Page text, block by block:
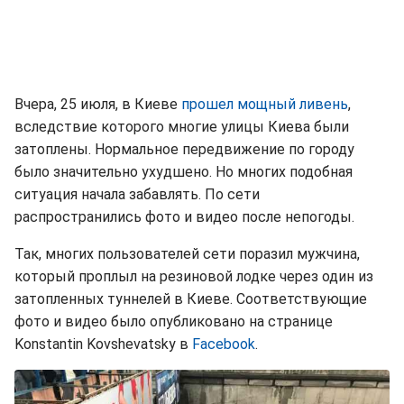
Вчера, 25 июля, в Киеве прошел мощный ливень,
вследствие которого многие улицы Киева были
затоплены. Нормальное передвижение по городу
было значительно ухудшено. Но многих подобная
ситуация начала забавлять. По сети
распространились фото и видео после непогоды.
Так, многих пользователей сети поразил мужчина,
который проплыл на резиновой лодке через один из
затопленных туннелей в Киеве. Соответствующие
фото и видео было опубликовано на странице
Konstantin Kovshevatsky в Facebook.